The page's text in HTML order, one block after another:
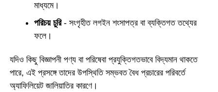
মাধ্যমে।
পরিচয় চুরি- সংগৃহীত লগইন শংসাপত্র বা ব্যক্তিগত তথ্যের
ফলে।
যদিও কিছু বিজ্ঞাপনী পণ্য বা পরিষেবা প্রযুক্তিগতভাবে বিদ্যমান থাকতে
পারে, এই প্রসঙ্গে তাদের উপস্থিতি সম্ভবত বৈধ প্রচারের পরিবর্তে
অ্যাফিলিয়েট জালিয়াতির কারণে।